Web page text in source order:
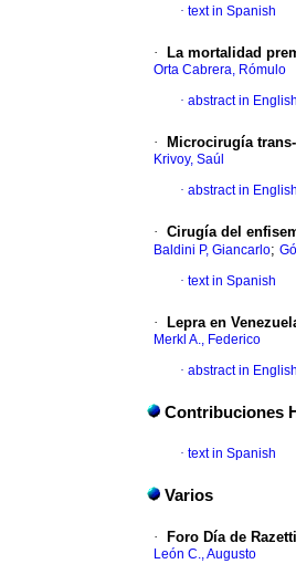
· text in Spanish
· La mortalidad
Orta Cabrera, Rómulo
· abstract in English
· Microcirugía
Krivoy, Saúl
· abstract in English
· Cirugía del
Baldini P, Giancarlo;
· text in Spanish
· Lepra en
Merkl A., Federico
· abstract in English
Contribuciones
· text in Spanish
Varios
· Foro Día de Razetti
León C., Augusto